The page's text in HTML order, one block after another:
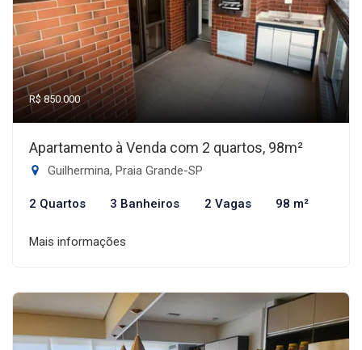
R$ 850.000
Apartamento à Venda com 2 quartos, 98m²
Guilhermina, Praia Grande-SP
2 Quartos 3 Banheiros 2 Vagas 98 m²
Mais informações